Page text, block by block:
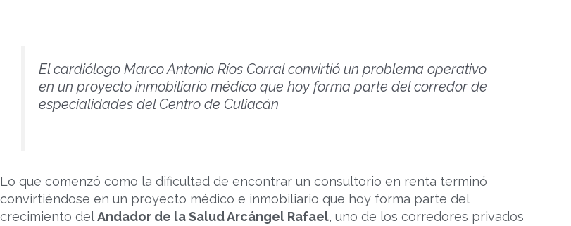
El cardiólogo Marco Antonio Ríos Corral convirtió un problema operativo
en un proyecto inmobiliario médico que hoy forma parte del corredor de
especialidades del Centro de Culiacán
Lo que comenzó como la dificultad de encontrar un consultorio en renta terminó
convirtiéndose en un proyecto médico e inmobiliario que hoy forma parte del
crecimiento delAndador de la Salud Arcángel Rafael, uno de los corredores privados